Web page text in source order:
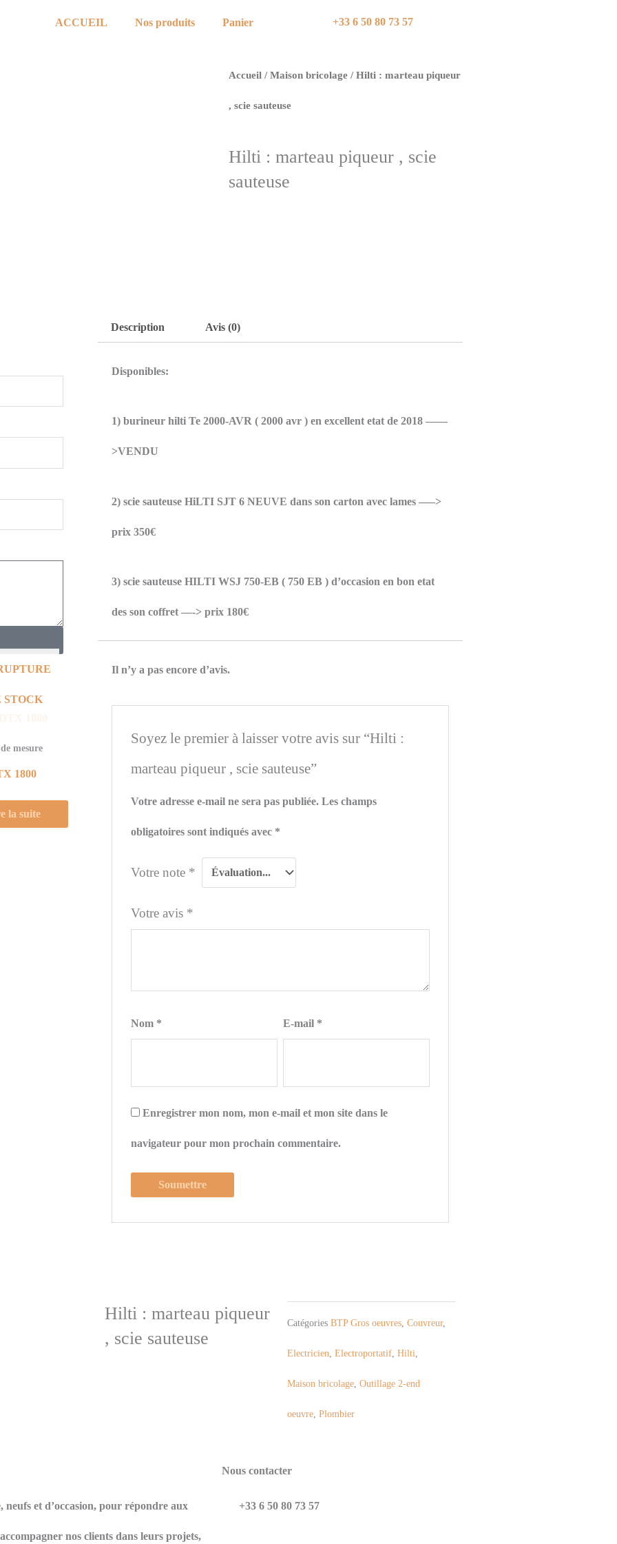
ACCUEIL Nos produits Panier +33 6 50 80 73 57
Accueil / Maison bricolage/ Hilti : marteau piqueur
, scie sauteuse
Hilti : marteau piqueur , scie
sauteuse
STOCK
mesure
1800
la suite
Description Avis (0)
Disponibles:
1) burineur hilti Te 2000-AVR ( 2000 avr ) en excellent etat de 2018 ——
>VENDU
2) scie sauteuse HiLTI SJT 6 NEUVE dans son carton avec lames —–>
prix 350€
3) scie sauteuse HILTI WSJ 750-EB ( 750 EB ) d’occasion en bon etat
des son coffret —-> prix 180€
Il n’y a pas encore d’avis.
Soyez le premier à laisser votre avis sur “Hilti :
marteau piqueur , scie sauteuse”
Votre adresse e-mail ne sera pas publiée. Les champs
obligatoires sont indiqués avec *
Votre note *
Votre avis *
Nom * E-mail *
Enregistrer mon nom, mon e-mail et mon site dans le
navigateur pour mon prochain commentaire.
Hilti : marteau piqueur
, scie sauteuse
Catégories BTP Gros oeuvres Couvreur,
Electricien Electroportatif Hilti
Maison bricolage Outillage 2-end
oeuvre Plombier
et d’occasion, pour répondre aux
nos clients dans leurs projets,
Nous contacter
+33 6 50 80 73 57